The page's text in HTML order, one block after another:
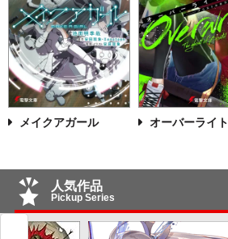
メイクアガール オーバーライト
人気作品
Pickup Series